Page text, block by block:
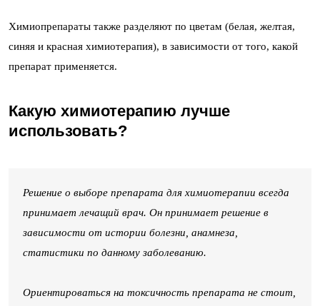
Химиопрепараты также разделяют по цветам (белая, желтая,
синяя и красная химиотерапия), в зависимости от того, какой
препарат применяется.
Какую химиотерапию лучше
использовать?
Решение о выборе препарата для химиотерапии всегда
принимает лечащий врач. Он принимает решение в
зависимости от истории болезни, анамнеза,
статистики по данному заболеванию.
Ориентироваться на токсичность препарата не стоит,